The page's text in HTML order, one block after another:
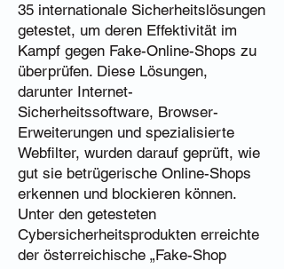
35 internationale Sicherheitslösungen
getestet, um deren Effektivität im
Kampf gegen Fake-Online-Shops zu
überprüfen. Diese Lösungen,
darunter Internet-
Sicherheitssoftware, Browser-
Erweiterungen und spezialisierte
Webfilter, wurden darauf geprüft, wie
gut sie betrügerische Online-Shops
erkennen und blockieren können.
Unter den getesteten
Cybersicherheitsprodukten erreichte
der österreichische „Fake-Shop